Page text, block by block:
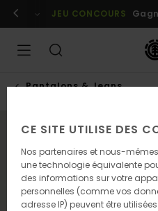
l'information
Se connecter / s'inscrire
JEU CONCOURS
Pantalons & Jeans
NOUVEAUTÉ
CE SITE UTILISE DES
Nos partenaires et nous-
une technologie équivalente
des informations sur votre
personnelles (comme vos
adresse IP) peuvent être